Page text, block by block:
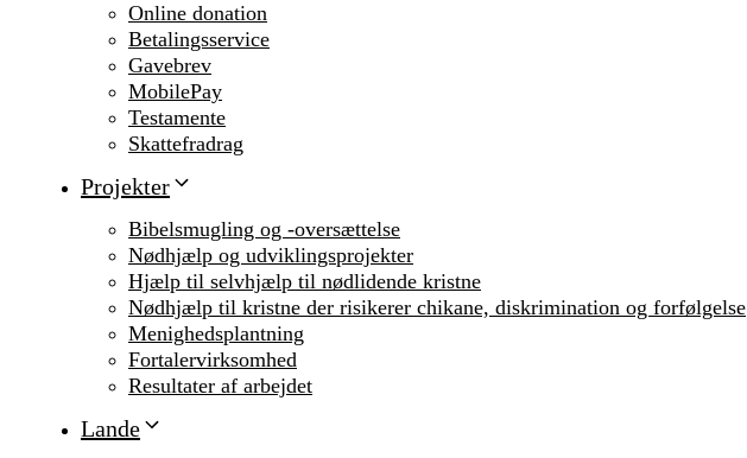
Online donation
Betalingsservice
Gavebrev
MobilePay
Testamente
Skattefradrag
Projekter
Bibelsmugling og -oversættelse
Nødhjælp og udviklingsprojekter
Hjælp til selvhjælp til nødlidende kristne
Nødhjælp til kristne der risikerer chikane, diskrimination og forfølgelse
Menighedsplantning
Fortalervirksomhed
Resultater af arbejdet
Lande